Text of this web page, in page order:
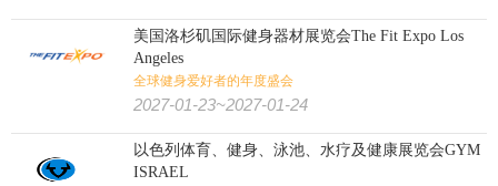
奢侈品包装 印刷 玩具
旅游/户外/运动/狩猎: 旅游 体育用品 户外用品
壁炉烧烤 潜水 高尔夫 水上运动 马术马具 健身
美国洛杉矶国际健身器材展览会The Fit Expo Los
Angeles
全球健身爱好者的年度盛会
2027-01-23~2027-01-24
以色列体育、健身、泳池、水疗及健康展览会GYM
ISRAEL